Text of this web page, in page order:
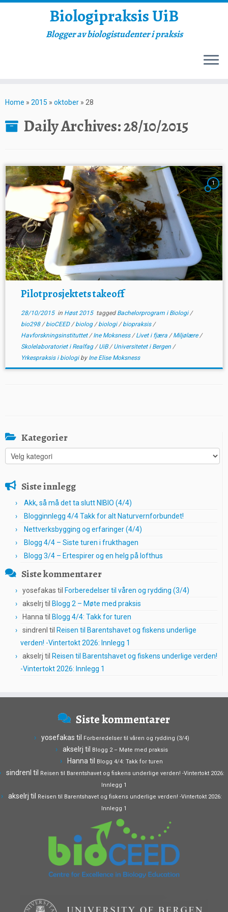
to
Biologipraksis UiB
Blogger av biologistudenter i praksis
Home » 2015 » oktober » 28
Daily Archives:28/10/2015
1
Pilotprosjektets takeoff
28/10/2015in Høst 2015 tagged Bachelorprogram i Biologi/
bio298/bioCEED/biolog/biologi/biopraksis/
Havforskningsinstituttet/Ine Moksness/Livet i fjæra /Miljølære/
Skolelaboratoriet i Realfag/UiB/Universitetet i Bergen /
Yrkespraksis i biologi by Ine Elise Moksness
Kategorier
Kategorier
Siste innlegg
Akk, så må det ta slutt NIBIO (4/4)
Blogginnlegg 4/4 Takk for alt Naturvernforbundet!
Nettverksbygging og erfaringer (4/4)
Blogg 4/4 – Siste turen i frukthagen
Blogg 3/4 – Ertespirer og en helg på lofthus
Siste kommentarer
yosefakas til Forberedelser til våren og rydding (3/4)
akselrj til Blogg 2 – Møte med praksis
Hanna til Blogg 4/4: Takk for turen
sindrenl til Reisen til Barentshavet og fiskens underlige
verden! -Vintertokt 2026: Innlegg 1
akselrj til Reisen til Barentshavet og fiskens underlige verden!
-Vintertokt 2026: Innlegg 1
Siste kommentarer
yosefakas til Forberedelser til våren og rydding (3/4)
akselrj til Blogg 2 – Møte med praksis
Hanna til Blogg 4/4: Takk for turen
sindrenl til Reisen til Barentshavet og fiskens underlige verden! -Vintertokt 2026:
Innlegg 1
akselrj til Reisen til Barentshavet og fiskens underlige verden! -Vintertokt 2026:
Innlegg 1